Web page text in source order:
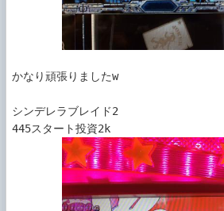
かなり頑張りましたw
シンデレラブレイド2